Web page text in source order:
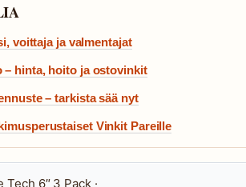
voittaja ja valmentajat
– hinta, hoito ja ostovinkit
– tarkista sää nyt
Vinkit Pareille
6″ 3 Pack ·